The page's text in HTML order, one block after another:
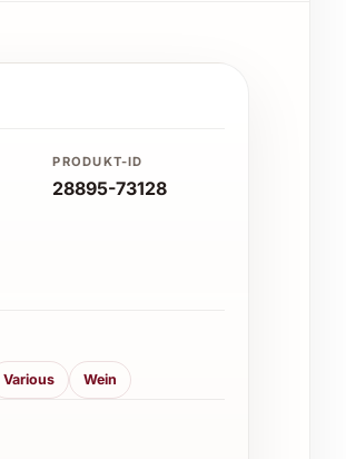
PRODUKT-ID
28895-73128
Various Wein